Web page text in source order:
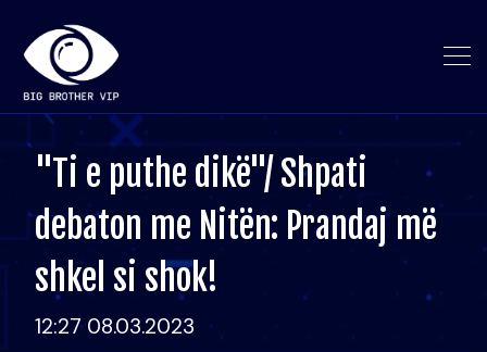
"Ti e puthe dikë"/ Shpati
debaton me Nitën: Prandaj më
shkel si shok!
12:27 08.03.2023